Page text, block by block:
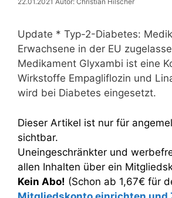
Update * Typ-2-Diabetes:
Erwachsene in der EU
Medikament Glyxambi ist eine
Wirkstoffe Empagliflozin und
wird bei Diabetes eingesetzt.
Dieser Artikel ist nur für
sichtbar.
Uneingeschränkter und
allen Inhalten über ein
Kein Abo! (Schon ab 1,67€ für